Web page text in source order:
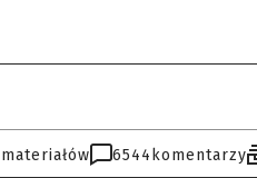
materiałów 6544 komentarzy